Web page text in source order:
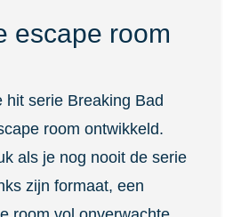
escape room
hit serie Breaking Bad
room ontwikkeld.
als je nog nooit de serie
zijn formaat, een